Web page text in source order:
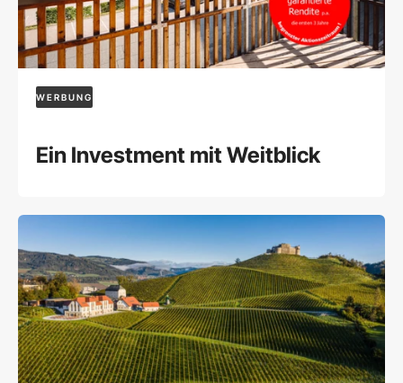
WERBUNG
Ein Investment mit Weitblick